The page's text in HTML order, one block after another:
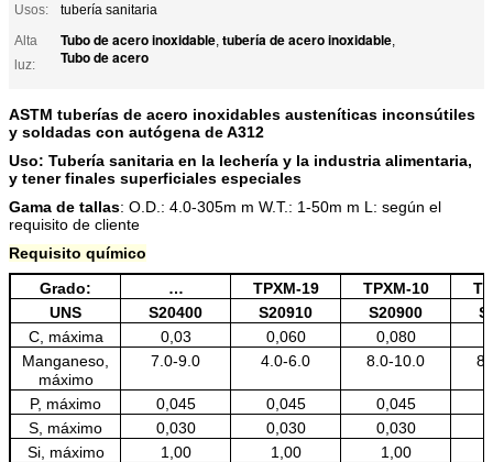
Usos:
tubería sanitaria
Alta
luz:
Tubo de acero inoxidable, tubería de acero inoxidable,
Tubo de acero
ASTM tuberías de acero inoxidables austeníticas inconsútiles
y soldadas con autógena de A312
Uso: Tubería sanitaria en la lechería y la industria alimentaria,
y tener finales superficiales especiales
Gama de tallas: O.D.: 4.0-305m m W.T.: 1-50m m L: según el
requisito de cliente
Requisito químico
Grado:
… TPXM-19 TPXM-10
UNS
S20400 S20910 S20900
C, máxima
0,03 0,060 0,080
Manganeso,
máximo
7.0-9.0 4.0-6.0 8.0-10.0
P, máximo 0,045 0,045 0,045
S, máximo
0,030 0,030 0,030
Si, máximo
1,00 1,00 1,00